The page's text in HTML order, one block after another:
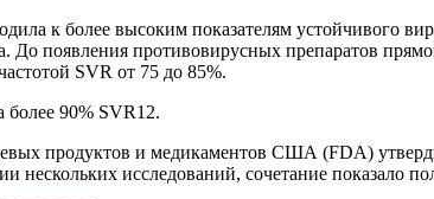
к более высоким показателям устойчивого
До появления противовирусных препаратов
SVR от 75 до 85%.
более 90% SVR12.
продуктов и медикаментов США (FDA)
исследований, сочетание показало